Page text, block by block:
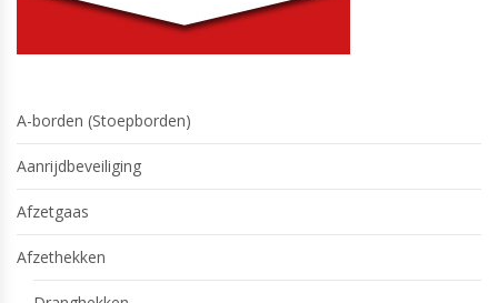
A-borden (Stoepborden)
Aanrijdbeveiliging
Afzetgaas
Afzethekken